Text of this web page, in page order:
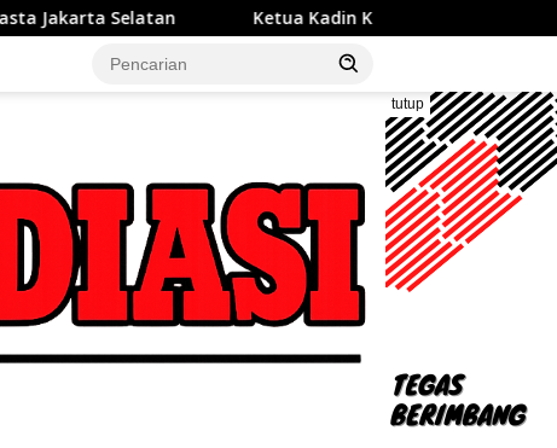
Ketua Kadin Kota Bekasi, QRS: Kunci UMKM Naik
tutup